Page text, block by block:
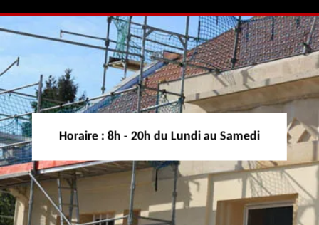
Horaire : 8h - 20h du Lundi au Samedi